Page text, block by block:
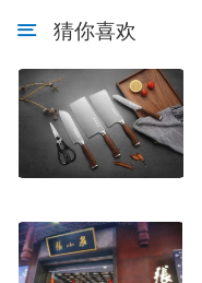
猜你喜欢